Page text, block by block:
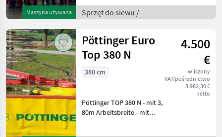
Maszyna używana
Klutenräumer und 2 "
Andruckrolle 60 Liter
Granulatstreuer 3 x 30 Liter
Sprzęt do siewu /
Pöttinger Euro
Top 380 N
4.500
€
wliczony
VAT/pośrednictwo
3.982,30 €
netto
380 cm
Pöttinger TOP 380 N - mit 3,
80m Arbeitsbreite - mit